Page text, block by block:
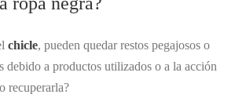
chicle, pueden quedar restos pegajosos o
debido a productos utilizados o a la acción
recuperarla?